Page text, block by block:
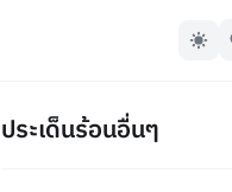
ประเด็นร้อนอื่นๆ